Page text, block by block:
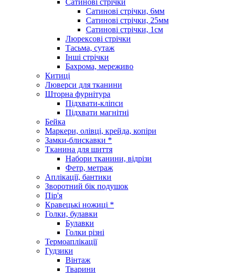
Сатинові стрічки, 6мм
Сатинові стрічки, 25мм
Сатинові стрічки, 1см
Люрексові стрічки
Тасьма, сутаж
Інші стрічки
Бахрома, мереживо
Китиці
Люверси для тканини
Шторна фурнітура
Підхвати-кліпси
Підхвати магнітні
Бейка
Маркери, олівці, крейда, копіри
Замки-блискавки *
Тканина для шиття
Набори тканини, відрізи
Фетр, метраж
Аплікації, бантики
Зворотний бік подушок
Пір'я
Кравецькі ножиці *
Голки, булавки
Булавки
Голки різні
Термоаплікації
Гудзики
Вінтаж
Тварини